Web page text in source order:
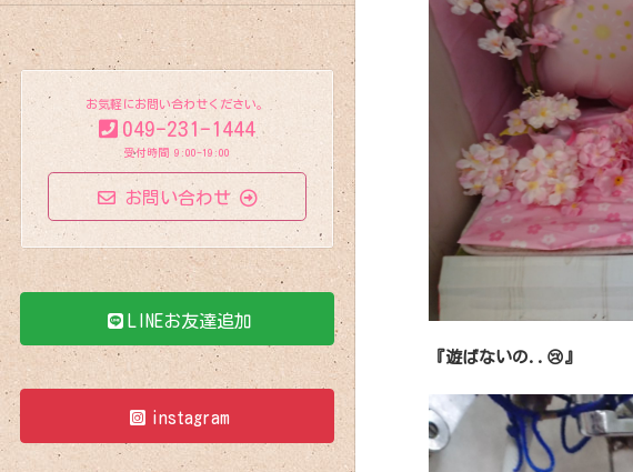
お気軽にお問い合わせください。
049-231-1444
受付時間 9:00-19:00
お問い合わせ
LINEお友達追加
instagram
『遊ばないの..😢』